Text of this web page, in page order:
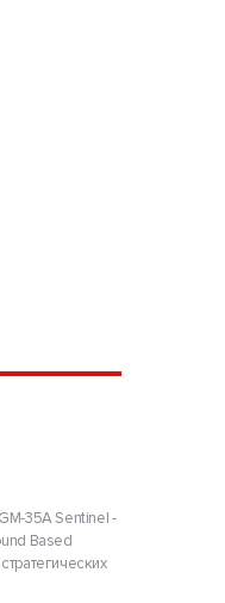
35A Sentinel -
Based